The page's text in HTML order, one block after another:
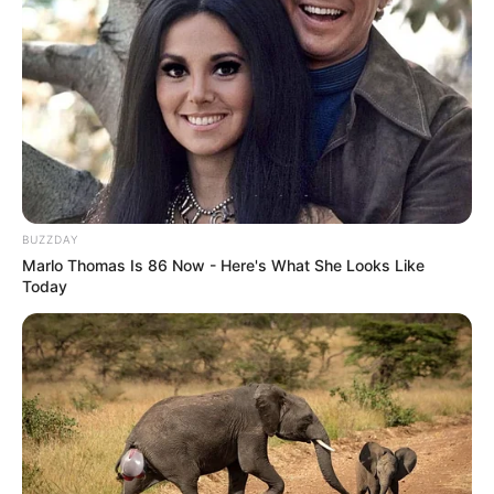
Εχουμε ένα δεδομένο που υποχρεώνει κάθε ερευνητή να
δει με διαφορετικό ”μάτι” τα Ομηρικά Έπη σήμερα. Είναι
τα αστρονομικά μεγέθη που προκύπτουν από τον αριθμό
των στίχων των δύο Επών, τής ΟΔΥΣΣΕΙΑΣ 12110 στίχοι
BUZZDAY
Marlo Thomas Is 86 Now - Here's What She Looks Like
Today